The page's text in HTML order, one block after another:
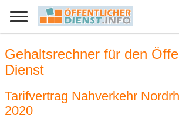
Gehaltsrechner für den
Dienst
Tarifvertrag Nahverkehr
2020